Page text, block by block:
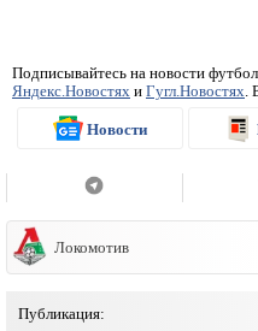
Подписывайтесь на новости
Яндекс.Новостях и Гугл.Новостях.
Новости
Локомотив
Публикация: